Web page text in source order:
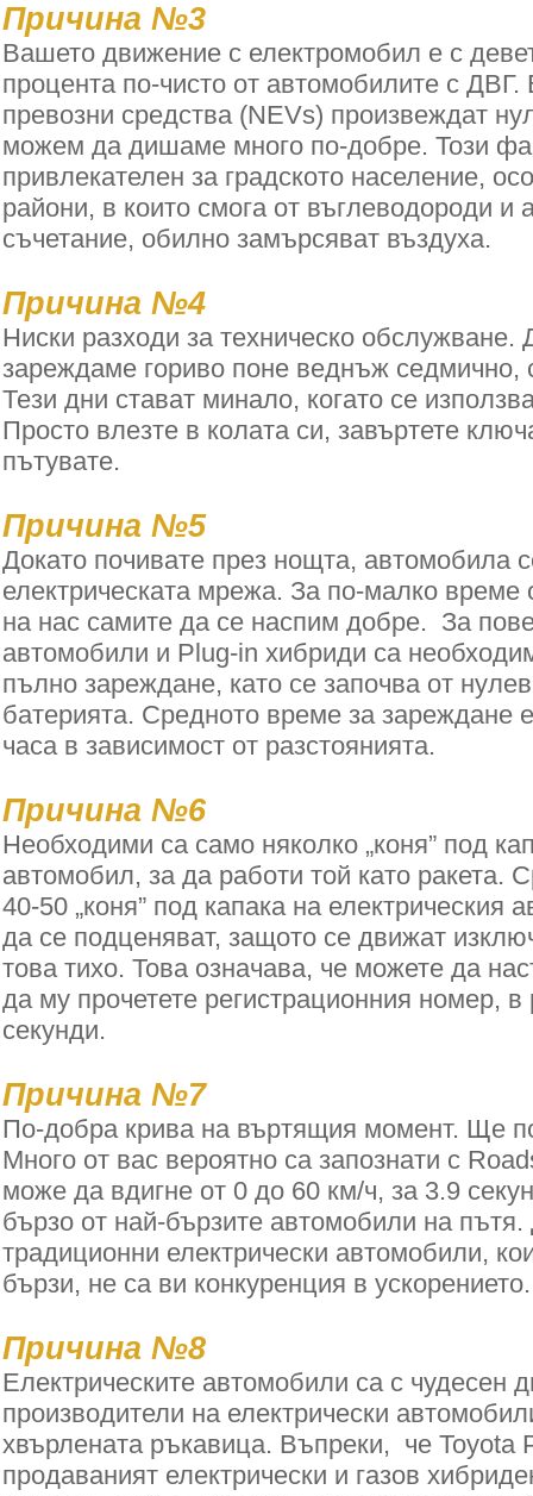
Причина №3
Вашето движение с електромобил е с
процента по-чисто от автомобилите с ДВГ.
превозни средства (NEVs) произвеждат
можем да дишаме много по-добре. Този
привлекателен за градското население,
райони, в които смога от въглеводороди и
съчетание, обилно замърсяват въздуха.
Причина №4
Ниски разходи за техническо обслужване.
зареждаме гориво поне веднъж седмично,
Тези дни стават минало, когато се
Просто влезте в колата си, завъртете
пътувате.
Причина №5
Докато почивате през нощта, автомобила
електрическата мрежа. За по-малко време
на нас самите да се наспим добре. За
автомобили и Plug-in хибриди са
пълно зареждане, като се започва от
батерията. Средното време за зареждане
часа в зависимост от разстоянията.
Причина №6
Необходими са само няколко „коня” под
автомобил, за да работи той като ракета.
40-50 „коня” под капака на електрическия
да се подценяват, защото се движат
това тихо. Това означава, че можете да
да му прочетете регистрационния номер, в
секунди.
Причина №7
По-добра крива на въртящия момент. Ще
Много от вас вероятно са запознати с
може да вдигне от 0 до 60 км/ч, за 3.9
бързо от най-бързите автомобили на пътя.
традиционни електрически автомобили,
бързи, не са ви конкуренция в ускорението.
Причина №8
Електрическите автомобили са с чудесен
производители на електрически
хвърлената ръкавица. Въпреки, че Toyota
продаваният електрически и газов